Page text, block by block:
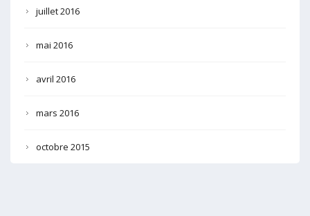
juillet 2016
mai 2016
avril 2016
mars 2016
octobre 2015